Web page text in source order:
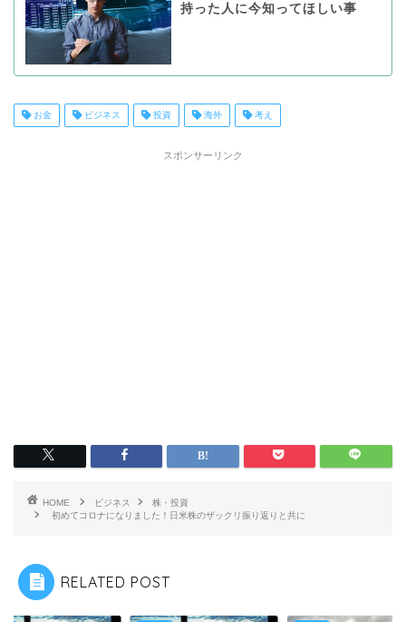
持った人に今知ってほしい事
お金 ビジネス 投資 海外 考え
スポンサーリンク
HOME ビジネス
株・投資
初めてコロナになりました！日米株のザックリ振り返りと共に
RELATED POST